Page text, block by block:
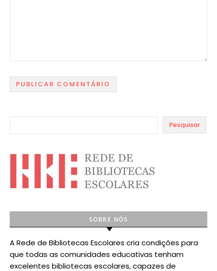
Pesquisar
SOBRE NÓS
A Rede de Bibliotecas Escolares cria condições para
que todas as comunidades educativas tenham
excelentes bibliotecas escolares, capazes de